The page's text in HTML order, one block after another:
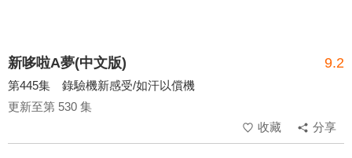
新哆啦A夢(中文版) 9.2
第445集 錄驗機新感受/如汗以償機
更新至第 530 集
收藏
分享